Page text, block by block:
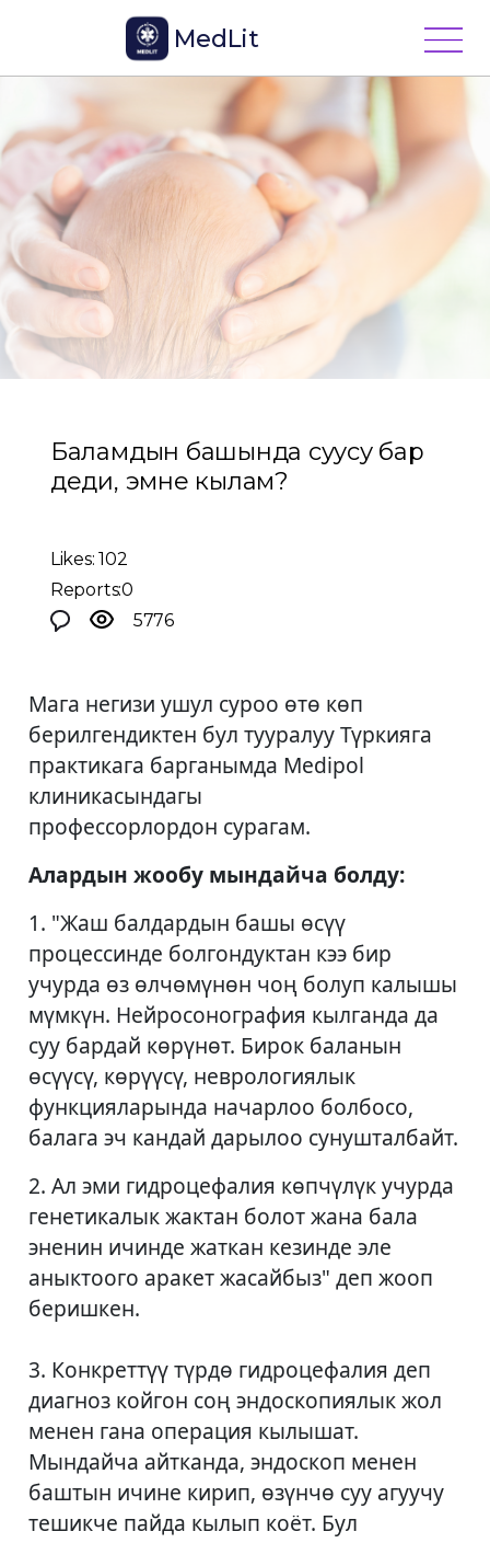
MedLit
Баламдын башында суусу бар
деди, эмне кылам?
Likes: 102
Reports:0
5776
Мага негизи ушул суроо өтө көп
берилгендиктен бул тууралуу Түркияга
практикага барганымда Medipol
клиникасындагы
профессорлордон сурагам.
Алардын жообу мындайча болду:
1. "Жаш балдардын башы өсүү
процессинде болгондуктан кээ бир
учурда өз өлчөмүнөн чоң болуп калышы
мүмкүн. Нейросонография кылганда да
суу бардай көрүнөт. Бирок баланын
өсүүсү, көрүүсү, неврологиялык
функцияларында начарлоо болбосо,
балага эч кандай дарылоо сунушталбайт.
2. Ал эми гидроцефалия көпчүлүк учурда
генетикалык жактан болот жана бала
эненин ичинде жаткан кезинде эле
аныктоого аракет жасайбыз" деп жооп
беришкен.
3. Конкреттүү түрдө гидроцефалия деп
диагноз койгон соң эндоскопиялык жол
менен гана операция кылышат.
Мындайча айтканда, эндоскоп менен
баштын ичине кирип, өзүнчө суу агуучу
тешикче пайда кылып коёт. Бул